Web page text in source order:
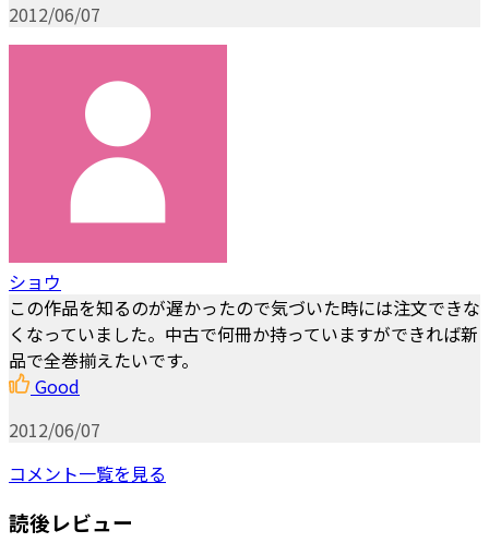
2012/06/07
ショウ
この作品を知るのが遅かったので気づいた時には注文できな
くなっていました。中古で何冊か持っていますができれば新
品で全巻揃えたいです。
Good
2012/06/07
コメント一覧を見る
読後レビュー